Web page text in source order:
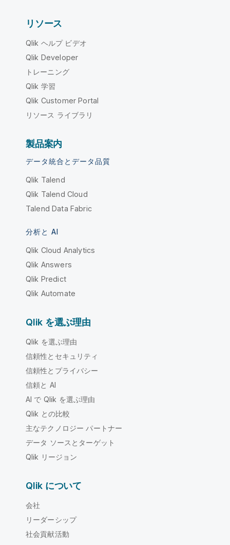
リソース
Qlik ヘルプ ビデオ
Qlik Developer
トレーニング
Qlik 学習
Qlik Customer Portal
リソース ライブラリ
製品案内
データ統合とデータ品質
Qlik Talend
Qlik Talend Cloud
Talend Data Fabric
分析と AI
Qlik Cloud Analytics
Qlik Answers
Qlik Predict
Qlik Automate
Qlik を選ぶ理由
Qlik を選ぶ理由
信頼性とセキュリティ
信頼性とプライバシー
信頼と AI
AI で Qlik を選ぶ理由
Qlik との比較
主なテクノロジー パートナー
データ ソースとターゲット
Qlik リージョン
Qlik について
会社
リーダーシップ
社会貢献活動